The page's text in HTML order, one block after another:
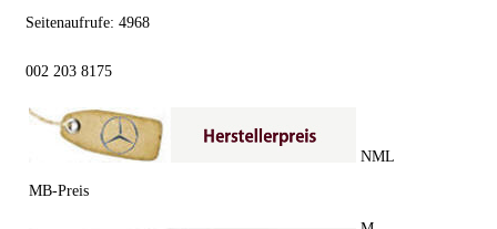
Seitenaufrufe: 4968
002 203 8175
MB-Preis
NML